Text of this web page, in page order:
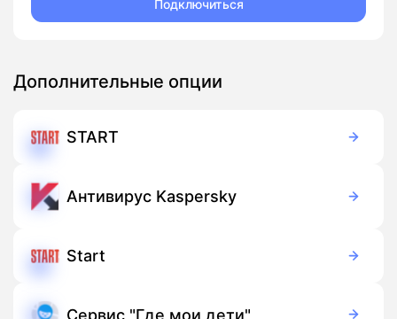
Подключиться
Дополнительные опции
START
Антивирус Kaspersky
Start
Сервис "Где мои дети"